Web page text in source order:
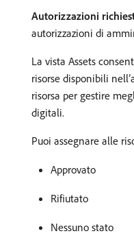
Autorizzazioni
autorizzazioni di
La vista Assets
risorse disponibili
risorsa per gestire
digitali.
Puoi assegnare alle
Approvato
Rifiutato
Nessuno stato